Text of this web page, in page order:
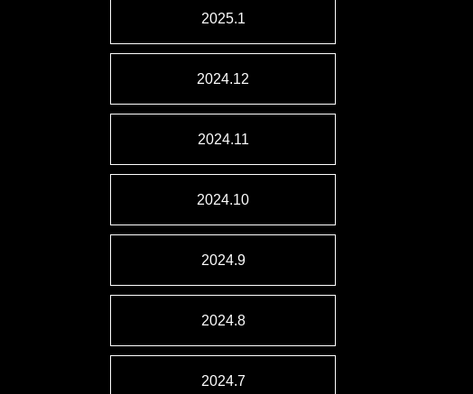
2025.1
2024.12
2024.11
2024.10
2024.9
2024.8
2024.7